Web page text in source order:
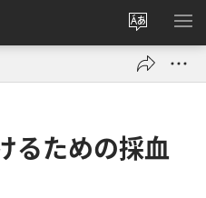
サ
イ
ト
語
メ
を
るための採血